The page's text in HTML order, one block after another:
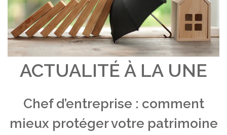
ACTUALITÉ À LA UNE
Chef d’entreprise : comment
mieux protéger votre patrimoine